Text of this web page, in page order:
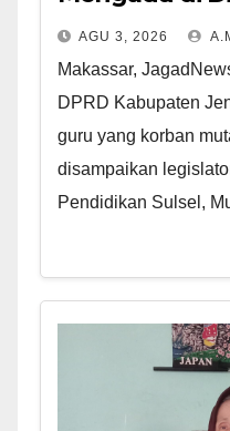
AGU 3, 2026
Makassar,
DPRD Kabupaten
guru yang korban
disampaikan
Pendidikan Sulsel,